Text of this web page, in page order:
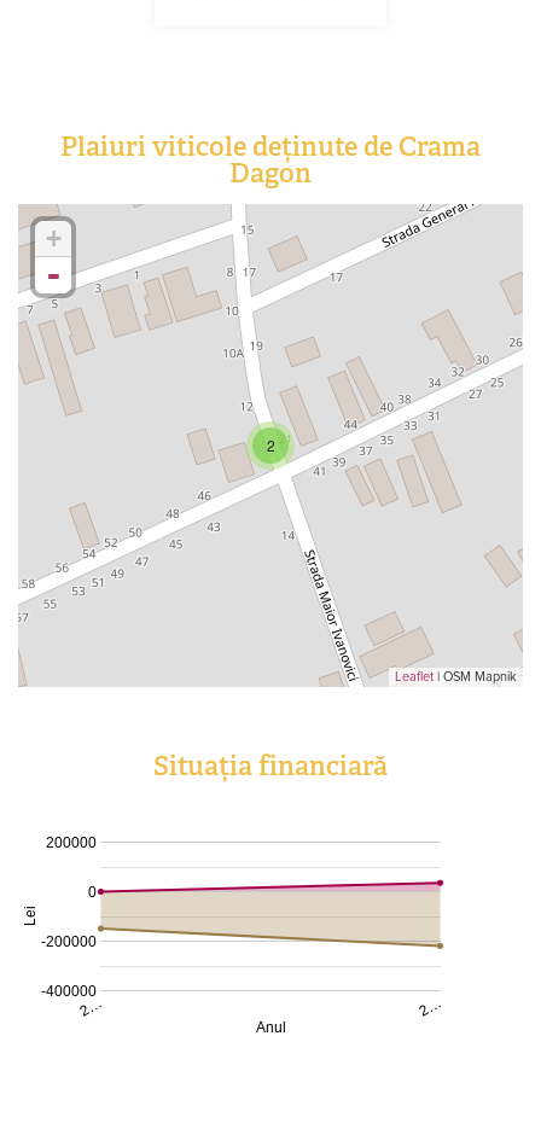
Plaiuri viticole deținute de Crama
Dagon
2
+
-
Leaflet | OSM Mapnik
Situația financiară
2… 2…
-400000
-200000
0
200000
Anul
Lei